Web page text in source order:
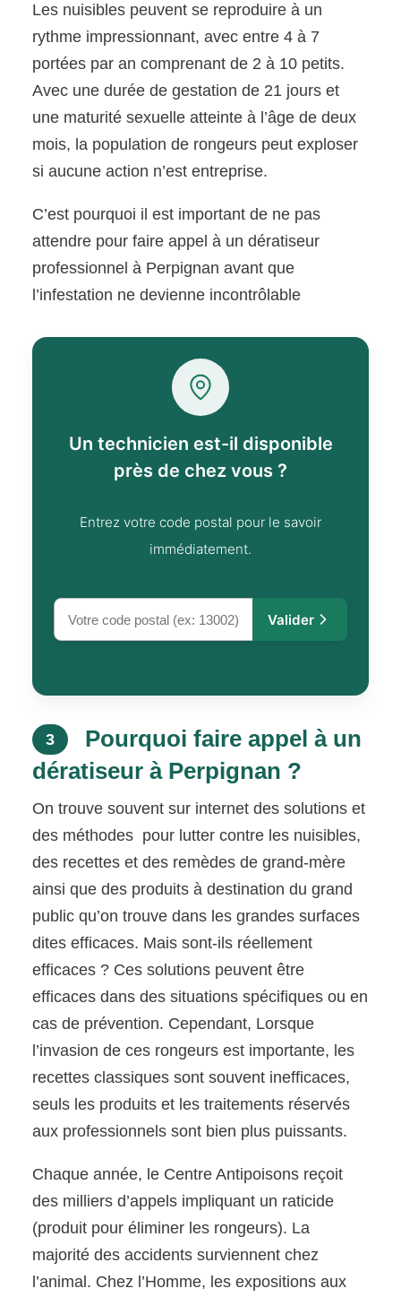
Les nuisibles peuvent se reproduire à un
rythme impressionnant, avec entre 4 à 7
portées par an comprenant de 2 à 10 petits.
Avec une durée de gestation de 21 jours et
une maturité sexuelle atteinte à l’âge de deux
mois, la population de rongeurs peut exploser
si aucune action n’est entreprise.
C’est pourquoi il est important de ne pas
attendre pour faire appel à un dératiseur
professionnel à Perpignan avant que
l’infestation ne devienne incontrôlable
Un technicien est-il disponible
près de chez vous ?
Entrez votre code postal pour le savoir
immédiatement.
Valider
3
Pourquoi faire appel à un
dératiseur à Perpignan ?
On trouve souvent sur internet des solutions et
des méthodes pour lutter contre les nuisibles,
des recettes et des remèdes de grand-mère
ainsi que des produits à destination du grand
public qu’on trouve dans les grandes surfaces
dites efficaces. Mais sont-ils réellement
efficaces ? Ces solutions peuvent être
efficaces dans des situations spécifiques ou en
cas de prévention. Cependant, Lorsque
l’invasion de ces rongeurs est importante, les
recettes classiques sont souvent inefficaces,
seuls les produits et les traitements réservés
aux professionnels sont bien plus puissants.
Chaque année, le Centre Antipoisons reçoit
des milliers d’appels impliquant un raticide
(produit pour éliminer les rongeurs). La
majorité des accidents surviennent chez
l’animal. Chez l’Homme, les expositions aux